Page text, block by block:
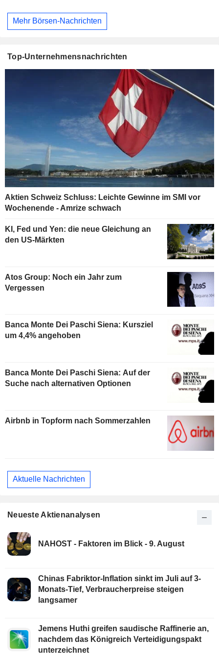
Mehr Börsen-Nachrichten
Top-Unternehmensnachrichten
Aktien Schweiz Schluss: Leichte Gewinne im SMI vor
Wochenende - Amrize schwach
KI, Fed und Yen: die neue Gleichung an
den US-Märkten
Atos Group: Noch ein Jahr zum
Vergessen
Banca Monte Dei Paschi Siena: Kursziel
um 4,4% angehoben
Banca Monte Dei Paschi Siena: Auf der
Suche nach alternativen Optionen
Airbnb in Topform nach Sommerzahlen
Aktuelle Nachrichten
Neueste Aktienanalysen
NAHOST - Faktoren im Blick - 9. August
Chinas Fabriktor-Inflation sinkt im Juli auf 3-
Monats-Tief, Verbraucherpreise steigen
langsamer
Jemens Huthi greifen saudische Raffinerie an,
nachdem das Königreich Verteidigungspakt
unterzeichnet